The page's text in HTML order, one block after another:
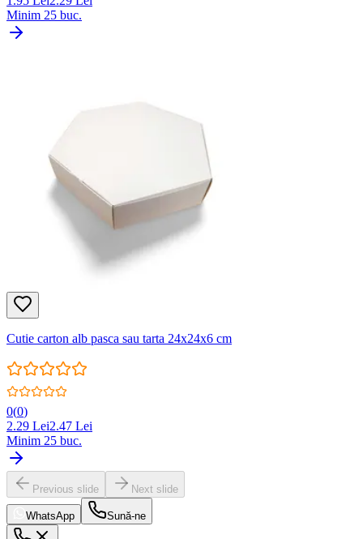
Minim 25 buc.
Cutie carton alb pasca sau tarta 24x24x6 cm
0(0)
2.29 Lei2.47 Lei
Minim 25 buc.
Previous slide Next slide
WhatsApp Sună-ne